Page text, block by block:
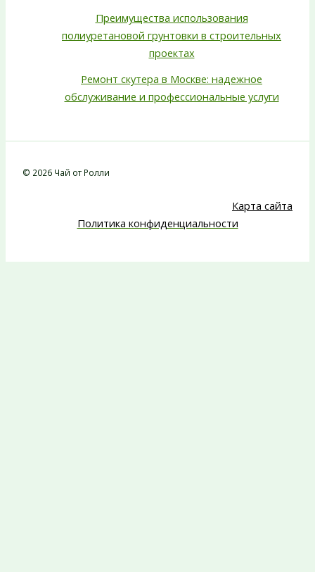
Преимущества использования
полиуретановой грунтовки в строительных
проектах
Ремонт скутера в Москве: надежное
обслуживание и профессиональные услуги
© 2026 Чай от Ролли
Карта сайта
Политика конфиденциальности